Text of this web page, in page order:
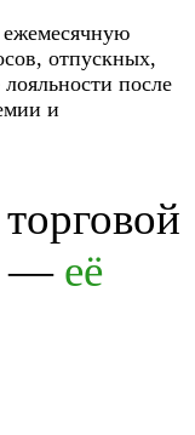
отпускных,
после
и
— её